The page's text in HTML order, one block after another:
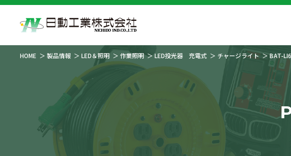
HOME 製品情報 LED＆照明 作業照明 LED投光器 充電式 チャージライト BAT-